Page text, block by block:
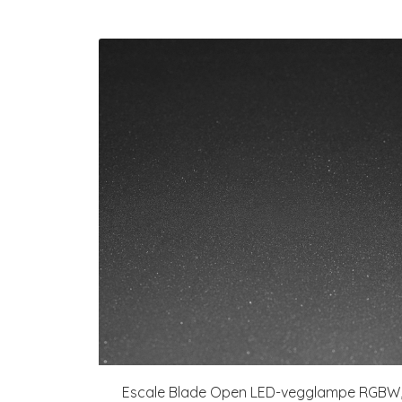
Escale Blade Open LED-vegglampe RGBW,